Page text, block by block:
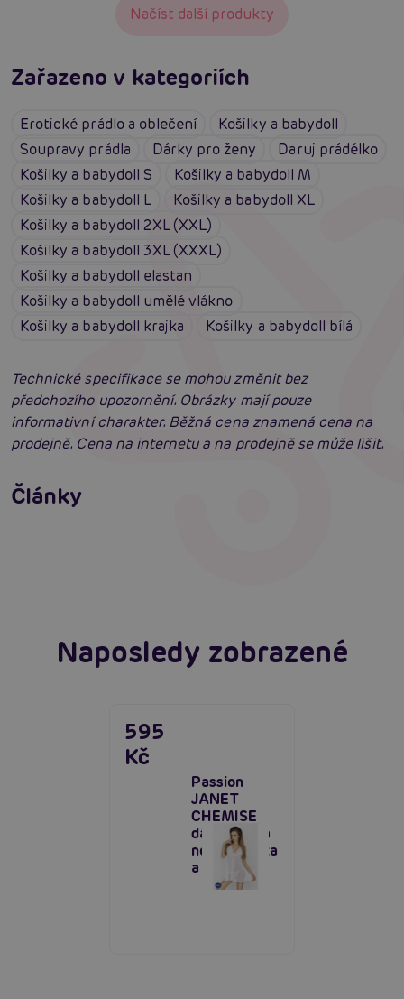
Načíst další produkty
Zařazeno v kategoriích
Erotické prádlo a oblečení
Košilky a babydoll
Soupravy prádla
Dárky pro ženy
Daruj prádélko
Košilky a babydoll S
Košilky a babydoll M
Košilky a babydoll L
Košilky a babydoll XL
Košilky a babydoll 2XL (XXL)
Košilky a babydoll 3XL (XXXL)
Košilky a babydoll elastan
Košilky a babydoll umělé vlákno
Košilky a babydoll krajka
Košilky a babydoll bílá
Technické specifikace se mohou změnit bez
předchozího upozornění. Obrázky mají pouze
informativní charakter. Běžná cena znamená cena na
prodejně. Cena na internetu a na prodejně se může lišit.
Články
neodolatelně sexy
Číst více
Erotická inteligence: Příručka Sexiomů
Naposledy zobrazené
Passion
JANET
CHEMISE
dámská bílá
noční košilka
a tanga
595
Kč